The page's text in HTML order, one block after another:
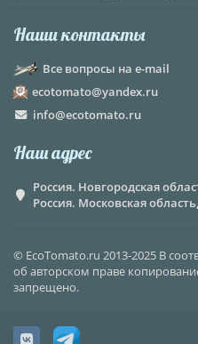
Наши контакты
Все вопросы на e-mail
ecotomato@yandex.ru
info@ecotomato.ru
Наш адрес
Россия. Новгородская
Россия. Московская
© EcoTomato.ru 2013-2025 В
об авторском праве
запрещено.